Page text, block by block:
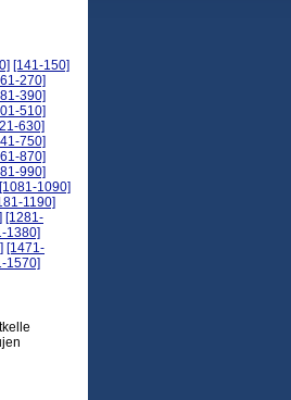
[141-150]
270]
390]
510]
630]
750]
870]
990]
[1081-1090]
1190]
[1281-
1380]
[1471-
1570]